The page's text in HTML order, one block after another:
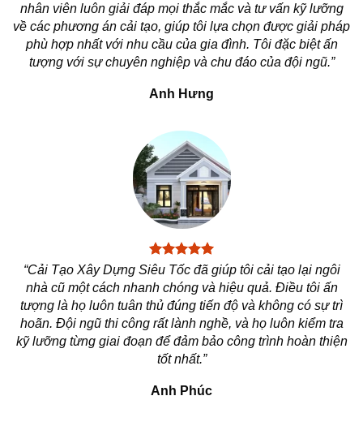
nhân viên luôn giải đáp mọi thắc mắc và tư vấn kỹ lưỡng
về các phương án cải tạo, giúp tôi lựa chọn được giải pháp
phù hợp nhất với nhu cầu của gia đình. Tôi đặc biệt ấn
tượng với sự chuyên nghiệp và chu đáo của đội ngũ.”
Anh Hưng
“Cải Tạo Xây Dựng Siêu Tốc đã giúp tôi cải tạo lại ngôi
nhà cũ một cách nhanh chóng và hiệu quả. Điều tôi ấn
tượng là họ luôn tuân thủ đúng tiến độ và không có sự trì
hoãn. Đội ngũ thi công rất lành nghề, và họ luôn kiểm tra
kỹ lưỡng từng giai đoạn để đảm bảo công trình hoàn thiện
tốt nhất.”
Anh Phúc